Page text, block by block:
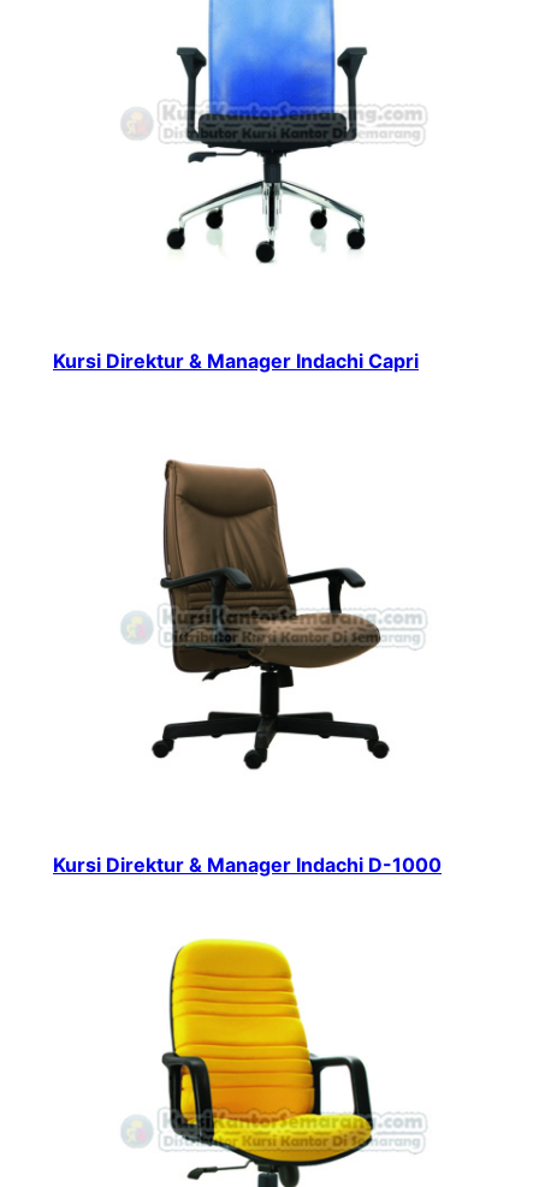
Kursi Direktur & Manager Indachi Capri
Kursi Direktur & Manager Indachi D-1000